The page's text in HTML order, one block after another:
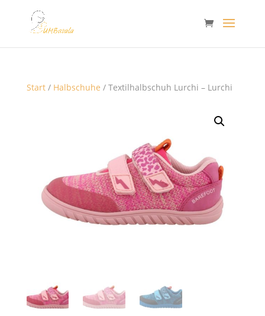
Start/ Halbschuhe / Textilhalbschuh Lurchi – Lurchi